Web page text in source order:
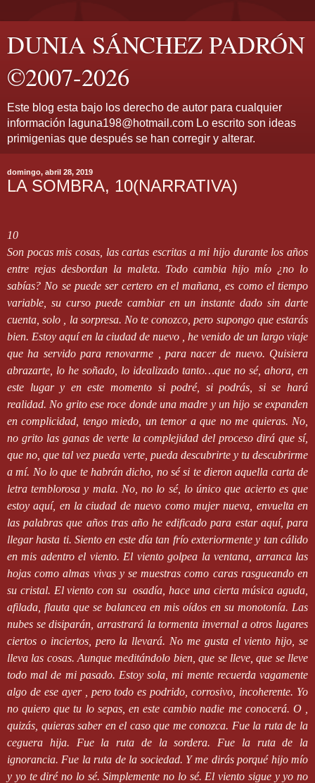
DUNIA SÁNCHEZ PADRÓN
©2007-2026
Este blog esta bajo los derecho de autor para cualquier
información laguna198@hotmail.com Lo escrito son ideas
primigenias que después se han corregir y alterar.
domingo, abril 28, 2019
LA SOMBRA, 10(NARRATIVA)
10
Son pocas mis cosas, las cartas escritas a mi hijo durante los años
entre rejas desbordan la maleta. Todo cambia hijo mío ¿no lo
sabías? No se puede ser certero en el mañana, es como el tiempo
variable, su curso puede cambiar en un instante dado sin darte
cuenta, solo , la sorpresa. No te conozco, pero supongo que estarás
bien. Estoy aquí en la ciudad de nuevo , he venido de un largo viaje
que ha servido para renovarme , para nacer de nuevo. Quisiera
abrazarte, lo he soñado, lo idealizado tanto…que no sé, ahora, en
este lugar y en este momento si podré, si podrás, si se hará
realidad. No grito ese roce donde una madre y un hijo se expanden
en complicidad, tengo miedo, un temor a que no me quieras. No,
no grito las ganas de verte la complejidad del proceso dirá que sí,
que no, que tal vez pueda verte, pueda descubrirte y tu descubrirme
a mí. No lo que te habrán dicho, no sé si te dieron aquella carta de
letra temblorosa y mala. No, no lo sé, lo único que acierto es que
estoy aquí, en la ciudad de nuevo como mujer nueva, envuelta en
las palabras que años tras año he edificado para estar aquí, para
llegar hasta ti. Siento en este día tan frío exteriormente y tan cálido
en mis adentro el viento. El viento golpea la ventana, arranca las
hojas como almas vivas y se muestras como caras rasgueando en
su cristal. El viento con su osadía, hace una cierta música aguda,
afilada, flauta que se balancea en mis oídos en su monotonía. Las
nubes se disiparán, arrastrará la tormenta invernal a otros lugares
ciertos o inciertos, pero la llevará. No me gusta el viento hijo, se
lleva las cosas. Aunque meditándolo bien, que se lleve, que se lleve
todo mal de mi pasado. Estoy sola, mi mente recuerda vagamente
algo de ese ayer , pero todo es podrido, corrosivo, incoherente. Yo
no quiero que tu lo sepas, en este cambio nadie me conocerá. O ,
quizás, quieras saber en el caso que me conozca. Fue la ruta de la
ceguera hija. Fue la ruta de la sordera. Fue la ruta de la
ignorancia. Fue la ruta de la sociedad. Y me dirás porqué hijo mío
y yo te diré no lo sé. Simplemente no lo sé. El viento sigue y yo no